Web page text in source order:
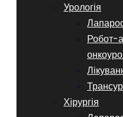
Урологія
Робот-
Хірургія